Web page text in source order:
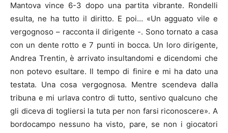
Mantova vince 6-3 dopo una partita vibrante. Rondelli
esulta, ne ha tutto il diritto. E poi… «Un agguato vile e
vergognoso – racconta il dirigente -. Sono tornato a casa
con un dente rotto e 7 punti in bocca. Un loro dirigente,
Andrea Trentin, è arrivato insultandomi e dicendomi che
non potevo esultare. Il tempo di finire e mi ha dato una
testata. Una cosa vergognosa. Mentre scendeva dalla
tribuna e mi urlava contro di tutto, sentivo qualcuno che
gli diceva di togliersi la tuta per non farsi riconoscere». A
bordocampo nessuno ha visto, pare, se non i giocatori